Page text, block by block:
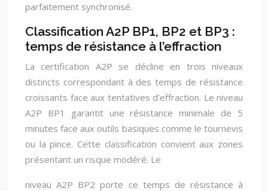
parfaitement synchronisé.
Classification A2P BP1, BP2 et BP3 :
temps de résistance à l’effraction
La certification A2P se décline en trois niveaux
distincts correspondant à des temps de résistance
croissants face aux tentatives d’effraction. Le niveau
A2P BP1 garantit une résistance minimale de 5
minutes face aux outils basiques comme le tournevis
ou la pince. Cette classification convient aux zones
présentant un risque modéré. Le
niveau A2P BP2 porte ce temps de résistance à